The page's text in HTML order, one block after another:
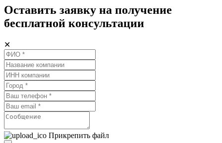
Оставить заявку на получение
бесплатной консультации
✕
Прикрепить файл